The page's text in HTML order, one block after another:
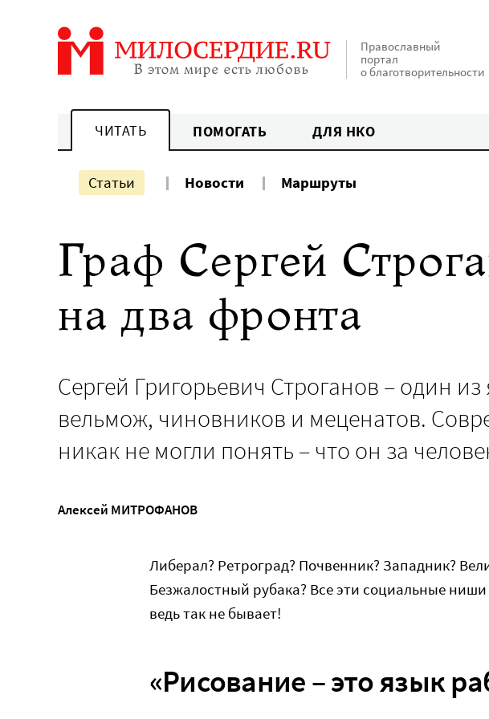
Православный
портал
о благотворительности
ЧИТАТЬ ПОМОГАТЬ ДЛЯ НКО
Статьи Новости Маршруты
Граф Сергей
на два фронта
Сергей Григорьевич Строганов – один
вельмож, чиновников и меценатов.
никак не могли понять – что он за
Алексей МИТРОФАНОВ
Либерал? Ретроград? Почвенник? Западник?
Безжалостный рубака? Все эти социальные
ведь так не бывает!
«Рисование – это язык